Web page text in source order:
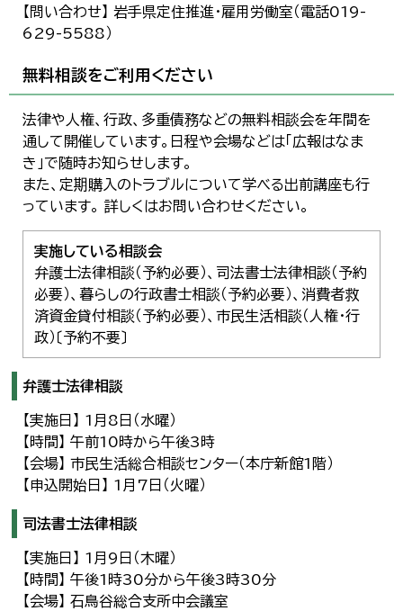
【問い合わせ】 岩手県定住推進・雇用労働室（電話019-
629-5588）
無料相談をご利用ください
法律や人権、行政、多重債務などの無料相談会を年間を
通して開催しています。日程や会場などは「広報はなま
き」で随時お知らせします。
また、定期購入のトラブルについて学べる出前講座も行
っています。 詳しくはお問い合わせください。
実施している相談会
弁護士法律相談（予約必要）、司法書士法律相談（予約
必要）、暮らしの行政書士相談（予約必要）、消費者救
済資金貸付相談（予約必要）、市民生活相談（人権・行
政）〔予約不要〕
弁護士法律相談
【実施日】 1月8日（水曜）
【時間】 午前10時から午後3時
【会場】 市民生活総合相談センター（本庁新館1階）
【申込開始日】 1月7日（火曜）
司法書士法律相談
【実施日】 1月9日（木曜）
【時間】 午後1時30分から午後3時30分
【会場】 石鳥谷総合支所中会議室